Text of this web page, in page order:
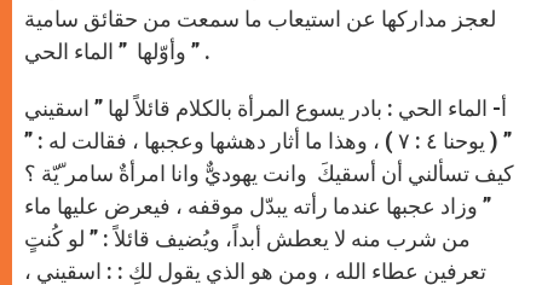
لعجز مداركها عن استيعاب ما سمعت من حقائق سامية
وأوّلها ” الماء الحي ” .
أ- الماء الحي : بادر يسوع المرأة بالكلام قائلاً لها ” اسقيني
” ( يوحنا ٤ : ٧ ) ، وهذا ما أثار دهشها وعجبها ، فقالت له : ”
كيف تسألني أن أسقيكَ وانت يهوديٌّ وانا امرأةٌ سامر ّيّة ؟
” وزاد عجبها عندما رأته يبدّل موقفه ، فيعرض عليها ماء
من شرب منه لا يعطش أبداً، ويُضيف قائلاً : ” لو كُنتٍ
تعرفين عطاء الله ، ومن هو الذي يقول لكِ : : اسقيني ،